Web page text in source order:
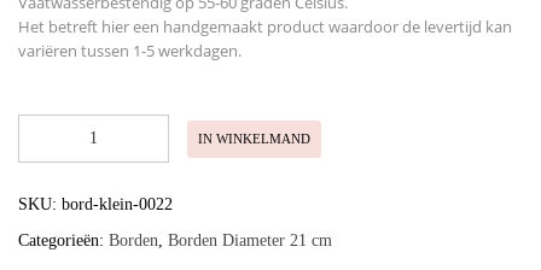
Het betreft hier een handgemaakt product waardoor de levertijd kan
variëren tussen 1-5 werkdagen.
aantal
IN WINKELMAND
SKU: bord-klein-0022
Categorieën: Borden Borden Diameter 21 cm